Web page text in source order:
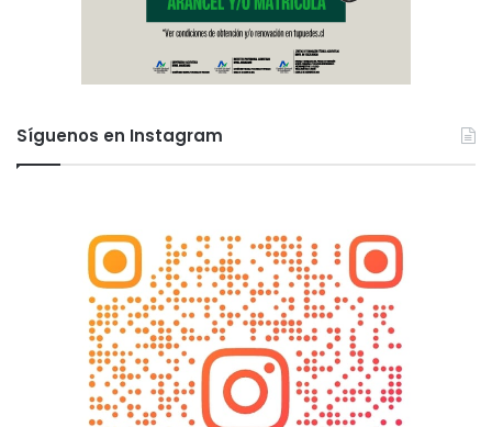
Síguenos en Instagram